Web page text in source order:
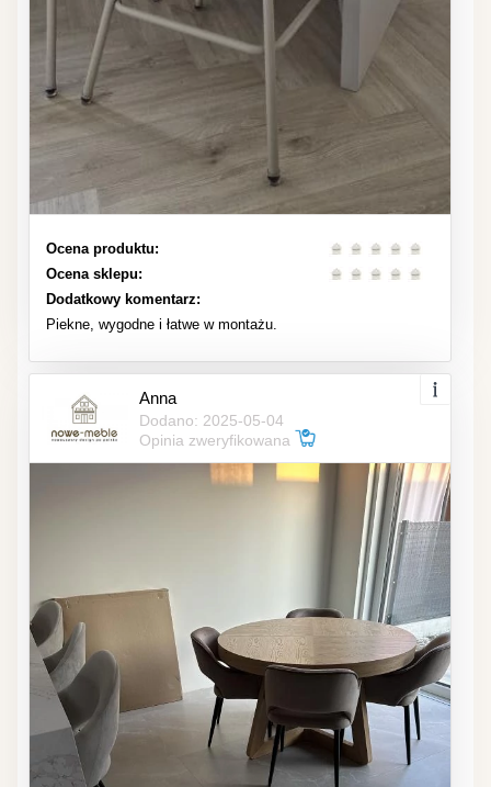
Ocena produktu:
Ocena sklepu:
Dodatkowy komentarz:
Piekne, wygodne i łatwe w montażu.
Anna
Dodano: 2025-05-04
Opinia zweryfikowana